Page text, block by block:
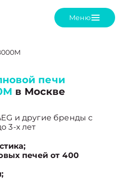
Меню
печи
в Москве
и другие бренды с
3-х лет
печей от 400